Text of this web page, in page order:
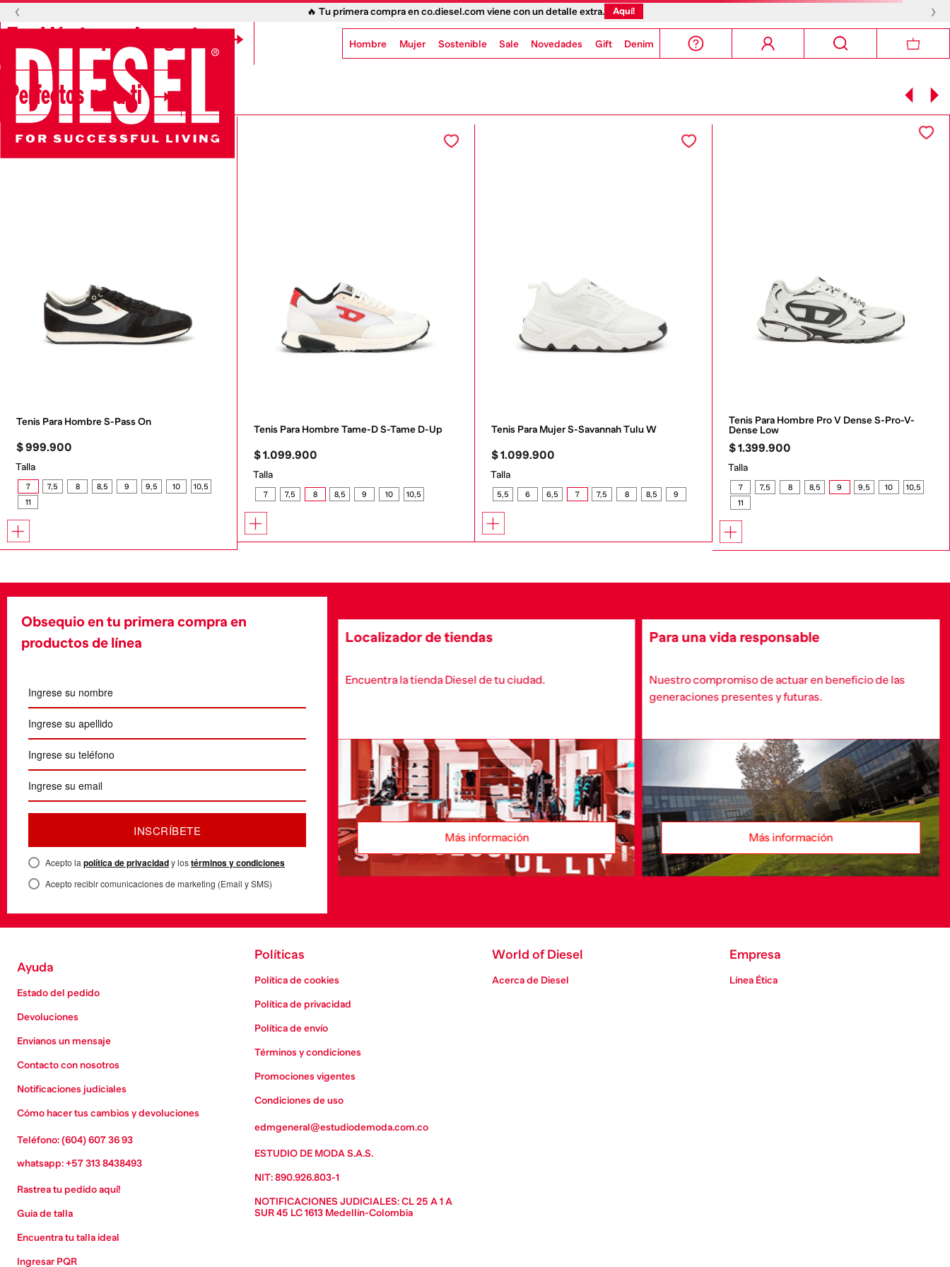
‹ 🔥 Tu primera compra en co.diesel.com viene con un detalle extra. Aquí! ›
Hombre Mujer Sostenible Sale Novedades Gift Denim
Perfectos para ti
Tenis Para Hombre S-Pass On
$999.900
Talla
7 7,5 8 8,5 9 9,5 10
10,5
11
Tenis Para Hombre Tame-D S-Tame D-Up
$1.099.900
Talla
7 7,5 8 8,5 9 10 10,5
Tenis Para Mujer S-Savannah Tulu W
$1.099.900
Talla
5,5 6 6,5 7 7,5 8 8,5 9
Tenis Para Hombre Pro V Dense S-Pro-V-
Dense Low
$1.399.900
Talla
7 7,5 8 8,5 9 9,5 10
10,5
11
Obsequio en tu primera compra en
productos de línea
INSCRÍBETE
Acepto la política de privacidady lostérminos y condiciones
Acepto recibir comunicaciones de marketing (Email y SMS)
Localizador de tiendas
Encuentra la tienda Diesel de tu ciudad.
Más información
Para una vida responsable
Nuestro compromiso de actuar en beneficio de las
generaciones presentes y futuras.
Más información
Ayuda
Estado del pedido
Devoluciones
Envianos un mensaje
Contacto con nosotros
Notificaciones judiciales
Cómo hacer tus cambios y devoluciones
Teléfono: (604) 607 36 93
whatsapp: +57 313 8438493
Rastrea tu pedido aqu´í!
Guia de talla
Encuentra tu talla ideal
Ingresar PQR
Políticas
Política de cookies
Política de privacidad
Política de envío
Términos y condiciones
Promociones vigentes
Condiciones de uso
edmgeneral@estudiodemoda.com.co
ESTUDIO DE MODA S.A.S.
NIT: 890.926.803-1
NOTIFICACIONES JUDICIALES: CL 25 A 1 A
SUR 45 LC 1613 Medellín-Colombia
World of Diesel
Acerca de Diesel
Empresa
Línea Ética